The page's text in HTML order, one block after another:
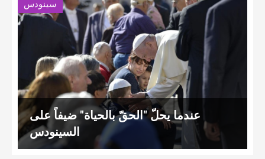
سينودس
عندما يحلّ "الحقّ بالحياة" ضيفاً على
السينودس